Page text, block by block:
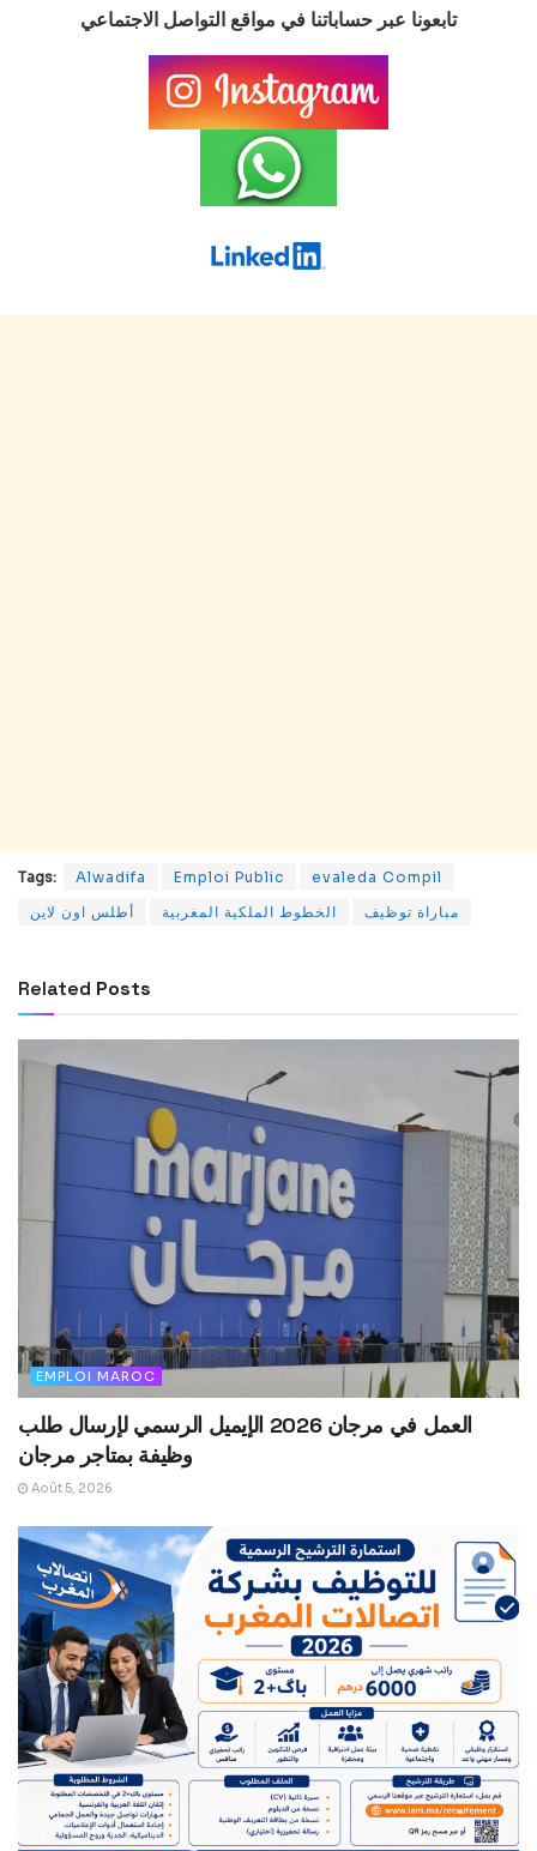
تابعونا عبر حساباتنا في مواقع التواصل الاجتماعي
Tags: Alwadifa Emploi Public
evaleda Compil
أطلس اون لاين
الخطوط الملكية المغربية مباراة توظيف
Related Posts
EMPLOI MAROC
العمل في مرجان 2026 الإيميل الرسمي لإرسال طلب
وظيفة بمتاجر مرجان
Août 5, 2026